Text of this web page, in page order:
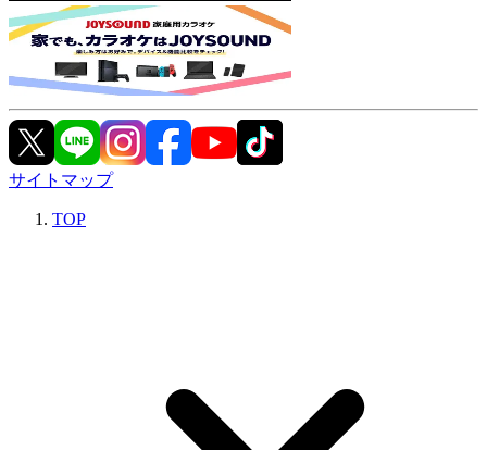
サイトマップ
TOP